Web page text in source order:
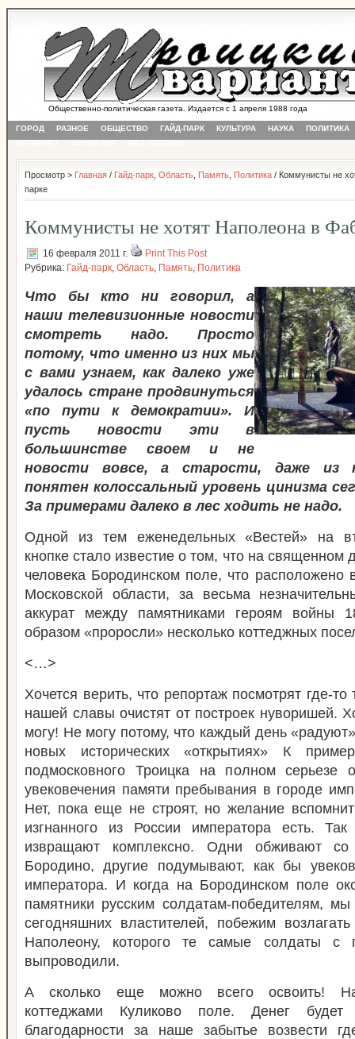
Общественно-политическая газета. Издается с 1 апреля 1988 года
ГОРОД РАЗНОЕ ОБЩЕСТВО ГАЙД-ПАРК КУЛЬТУРА НАУКА
ПОЛИТИКА
Просмотр > Главная / Гайд-парк Область Память Политика / Коммунисты не
парке
Коммунисты не хотят Наполеона в
16 февраля 2011 г.
Print This Post
Рубрика: Гайд-парк, Область, Память, Политика
Что бы кто ни говорил, а
наши телевизионные новости
смотреть надо. Просто
потому, что именно из них мы
с вами узнаем, как далеко уже
удалось стране продвинуться
«по пути к демократии». И
пусть новости эти в
большинстве своем и не
новости вовсе, а старости, даже из
понятен колоссальный уровень цинизма
За примерами далеко в лес ходить не надо.
Одной из тем еженедельных «Вестей» на
кнопке стало известие о том, что на священном
человека Бородинском поле, что расположено
Московской области, за весьма
аккурат между памятниками героям войны
образом «проросли» несколько коттеджных
<…>
Хочется верить, что репортаж посмотрят где-
нашей славы очистят от построек нуворишей.
могу! Не могу потому, что каждый день
новых исторических «открытиях» К
подмосковного Троицка на полном серьезе
увековечения памяти пребывания в городе
Нет, пока еще не строят, но желание
изгнанного из России императора есть.
извращают комплексно. Одни обживают со
Бородино, другие подумывают, как бы
императора. И когда на Бородинском поле
памятники русским солдатам-победителям,
сегодняшних властителей, побежим
Наполеону, которого те самые солдаты с
выпроводили.
А сколько еще можно всего освоить!
коттеджами Куликово поле. Денег
благодарности за наше забытье возвести